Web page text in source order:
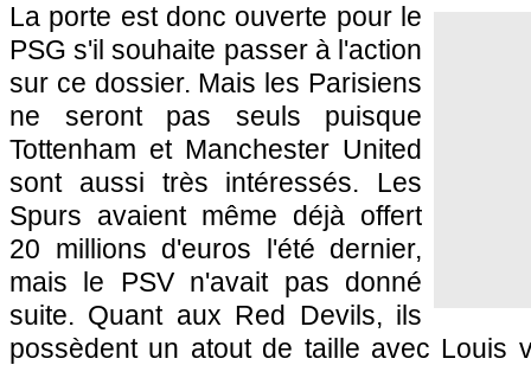
La porte est donc ouverte pour le
PSG s'il souhaite passer à l'action
sur ce dossier. Mais les Parisiens
ne seront pas seuls puisque
Tottenham et Manchester United
sont aussi très intéressés. Les
Spurs avaient même déjà offert
20 millions d'euros l'été dernier,
mais le PSV n'avait pas donné
suite. Quant aux Red Devils, ils
possèdent un atout de taille avec Louis